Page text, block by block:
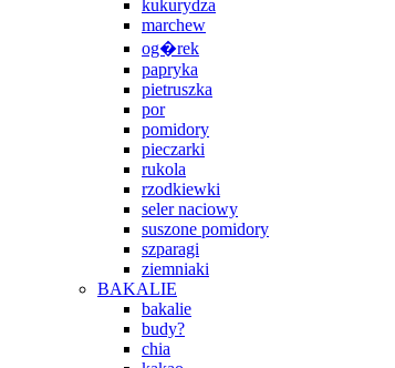
kukurydza
marchew
og�rek
papryka
pietruszka
por
pomidory
pieczarki
rukola
rzodkiewki
seler naciowy
suszone pomidory
szparagi
ziemniaki
BAKALIE
bakalie
budy?
chia